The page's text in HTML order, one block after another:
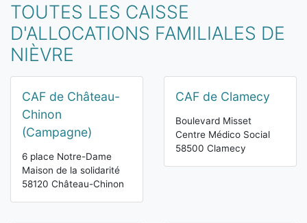
TOUTES LES CAISSE
D'ALLOCATIONS FAMILIALES DE
NIÈVRE
CAF de Château-
Chinon
(Campagne)
6 place Notre-Dame
Maison de la solidarité
58120 Château-Chinon
CAF de Clamecy
Boulevard Misset
Centre Médico Social
58500 Clamecy